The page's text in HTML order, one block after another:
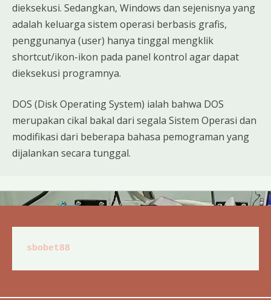
dieksekusi. Sedangkan, Windows dan sejenisnya yang
adalah keluarga sistem operasi berbasis grafis,
penggunanya (user) hanya tinggal mengklik
shortcut/ikon-ikon pada panel kontrol agar dapat
dieksekusi programnya.
DOS (Disk Operating System) ialah bahwa DOS
merupakan cikal bakal dari segala Sistem Operasi dan
modifikasi dari beberapa bahasa pemograman yang
dijalankan secara tunggal.
sbobet88